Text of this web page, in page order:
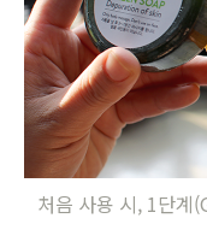
처음 사용 시, 1단계